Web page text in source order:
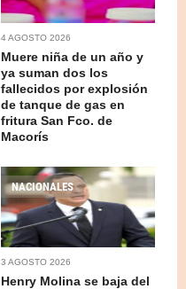
4 AGOSTO 2026
Muere niña de un año y
ya suman dos los
fallecidos por explosión
de tanque de gas en
fritura San Fco. de
Macorís
NACIONALES
3 AGOSTO 2026
Henry Molina se baja del